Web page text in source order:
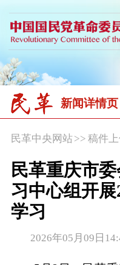
新闻详情页
民革中央网站>> 稿件
民革重庆市
习中心组开
学习
2026年05月09日